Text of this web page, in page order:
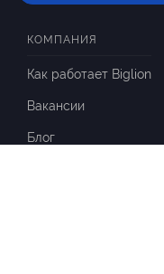
КОМПАНИЯ
Как работает Biglion
Вакансии
Блог